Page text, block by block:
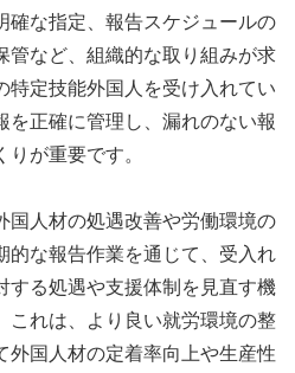
確な指定、報告スケジュールの
管など、組織的な取り組みが求
特定技能外国人を受け入れてい
を正確に管理し、漏れのない報
が重要です。
国人材の処遇改善や労働環境の
的な報告作業を通じて、受入れ
する処遇や支援体制を見直す機
これは、より良い就労環境の整
外国人材の定着率向上や生産性